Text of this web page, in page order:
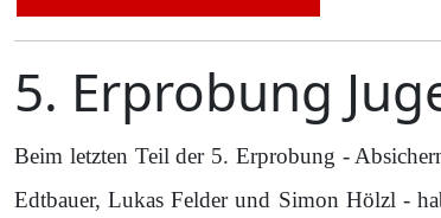
5. Erprobung
Beim letzten Teil der 5. Erprobung -
Edtbauer, Lukas Felder und Simon Hölzl -